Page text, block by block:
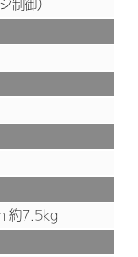
御）
約7.5kg